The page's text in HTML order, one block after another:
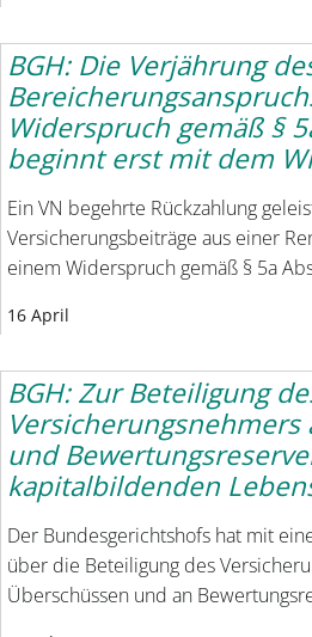
BGH: Die Verjährung
Widerspruch gemäß §
beginnt erst mit dem
Ein VN begehrte Rückzahlung
Versicherungsbeiträge aus einer
einem Widerspruch gemäß § 5a
16 April
BGH: Zur Beteiligung
Versicherungsnehmers
und
kapitalbildenden
Der Bundesgerichtshofs hat mit
über die Beteiligung des
Überschüssen und an